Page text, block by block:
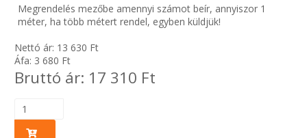
SIMÍTÓZÁRAS TASAK
ETETŐTÁL-TIPLI-GRANULÁTUM
Megrendelés mezőbe amennyi számot beír, annyiszor 1
méter, ha több métert rendel, egyben küldjük!
Nettó ár: 13 630 Ft
Áfa: 3 680 Ft
Bruttó ár: 17 310 Ft